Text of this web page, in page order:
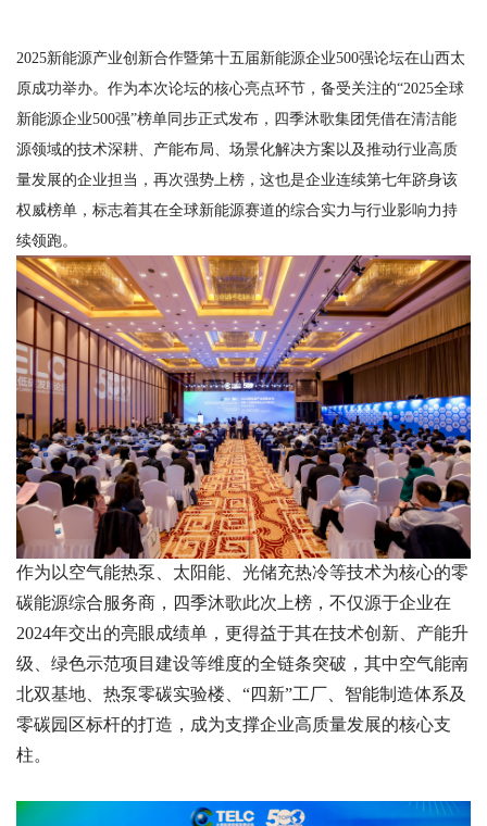
2025新能源产业创新合作暨第十五届新能源企业500强论坛在山西太
原成功举办。作为本次论坛的核心亮点环节，备受关注的“2025全球
新能源企业500强”榜单同步正式发布，四季沐歌集团凭借在清洁能
源领域的技术深耕、产能布局、场景化解决方案以及推动行业高质
量发展的企业担当，再次强势上榜，这也是企业连续第七年跻身该
权威榜单，标志着其在全球新能源赛道的综合实力与行业影响力持
续领跑。
作为以空气能热泵、太阳能、光储充热冷等技术为核心的零
碳能源综合服务商，四季沐歌此次上榜，不仅源于企业在
2024年交出的亮眼成绩单，更得益于其在技术创新、产能升
级、绿色示范项目建设等维度的全链条突破，其中空气能南
北双基地、热泵零碳实验楼、“四新”工厂、智能制造体系及
零碳园区标杆的打造，成为支撑企业高质量发展的核心支
柱。